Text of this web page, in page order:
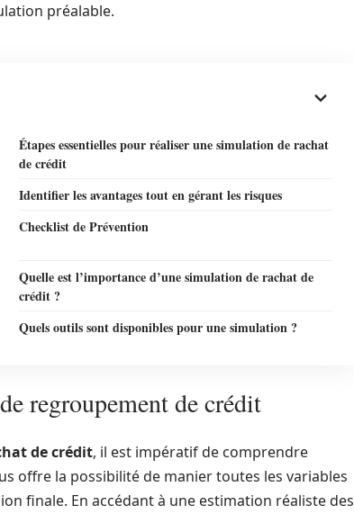
préalable.
Étapes essentielles pour réaliser une simulation de rachat
de crédit
Identifier les avantages tout en gérant les risques
Checklist de Prévention
Quelle est l’importance d’une simulation de rachat de
crédit ?
Quels outils sont disponibles pour une simulation ?
regroupement de crédit
de crédit, il est impératif de comprendre
offre la possibilité de manier toutes les variables
finale. En accédant à une estimation réaliste des